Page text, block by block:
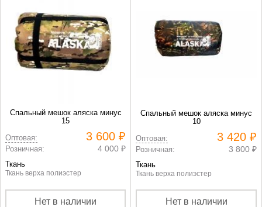
Спальный мешок аляска минус
15
Оптовая:
3 600 ₽
Розничная: 4 000 ₽
Ткань
Ткань верха полиэстер
Нет в наличии
Спальный мешок аляска минус
10
Оптовая:
3 420 ₽
Розничная: 3 800 ₽
Ткань
Ткань верха полиэстер
Нет в наличии